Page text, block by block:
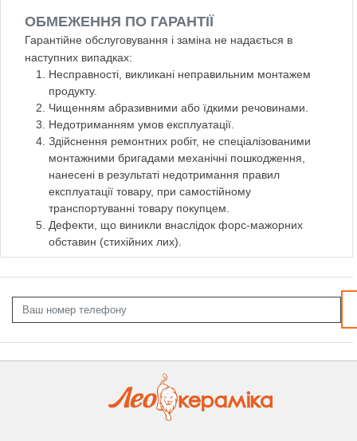
ОБМЕЖЕННЯ ПО ГАРАНТІЇ
Гарантійне обслуговування і заміна не надається в
наступних випадках:
Несправності, викликані неправильним монтажем
продукту.
Чищенням абразивними або їдкими речовинами.
Недотриманням умов експлуатації.
Здійснення ремонтних робіт, не спеціалізованими
монтажними бригадами механічні пошкодження,
нанесені в результаті недотримання правил
експлуатації товару, при самостійному
транспортуванні товару покупцем.
Дефекти, що виникли внаслідок форс-мажорних
обставин (стихійних лих).